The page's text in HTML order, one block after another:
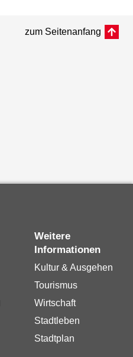
zum Seitenanfang
Weitere
Informationen
Kultur & Ausgehen
Tourismus
Wirtschaft
Stadtleben
Stadtplan